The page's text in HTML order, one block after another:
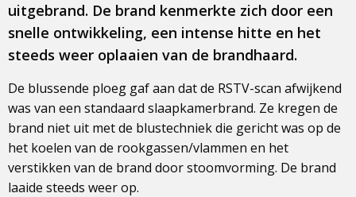
uitgebrand. De brand kenmerkte zich door een
snelle ontwikkeling, een intense hitte en het
steeds weer oplaaien van de brandhaard.
De blussende ploeg gaf aan dat de RSTV-scan afwijkend
was van een standaard slaapkamerbrand. Ze kregen de
brand niet uit met de blustechniek die gericht was op de
het koelen van de rookgassen/vlammen en het
verstikken van de brand door stoomvorming. De brand
laaide steeds weer op.